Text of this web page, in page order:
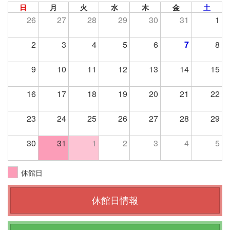
日 月 火 水 木 金 土
26 27 28 29 30 31 1
2 3 4 5 6 7 8
9 10 11 12 13 14 15
16 17 18 19 20 21 22
23 24 25 26 27 28 29
30 31 1 2 3 4 5
休館日
休館日情報